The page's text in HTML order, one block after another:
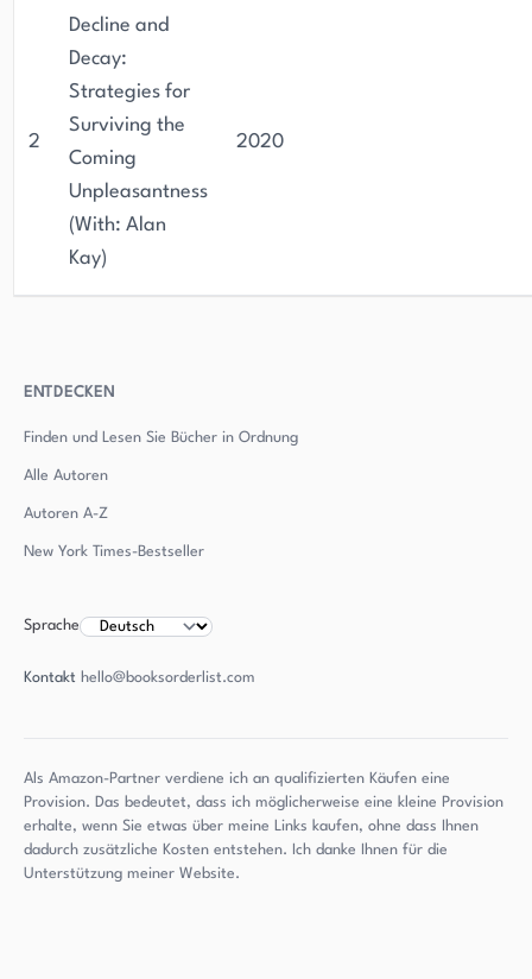
2
Decline and
Decay:
Strategies for
Surviving the
Coming
Unpleasantness
(With: Alan
Kay)
2020
ENTDECKEN
Finden und Lesen Sie Bücher in Ordnung
Alle Autoren
Autoren A-Z
New York Times-Bestseller
Sprache
Kontakt hello@booksorderlist.com
Als Amazon-Partner verdiene ich an qualifizierten Käufen eine
Provision. Das bedeutet, dass ich möglicherweise eine kleine Provision
erhalte, wenn Sie etwas über meine Links kaufen, ohne dass Ihnen
dadurch zusätzliche Kosten entstehen. Ich danke Ihnen für die
Unterstützung meiner Website.